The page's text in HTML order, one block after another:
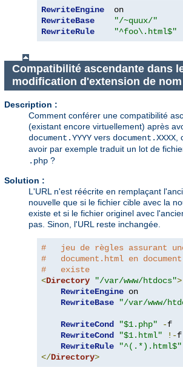
RewriteEngine
RewriteBase
"/~quux/"
RewriteRule
"^foo\.html$"
Compatibilité ascendante dans
modification d'extension de
Description :
Comment conférer une compatibilité
(existant encore virtuellement) après
document.YYYY vers document.XXXX
avoir par exemple traduit un lot de
.php ?
Solution :
L'URL n'est réécrite en remplaçant
nouvelle que si le fichier cible avec la
existe et si le fichier originel avec
pas. Sinon, l'URL reste inchangée.
#   jeu de règles assurant
#   document.html en
#   existe
<Directory "/var/www/htdocs">
RewriteEngine on
RewriteBase
"/var/www/
RewriteCond "$1.php" -f
RewriteCond
"$1.html" !-f
RewriteRule
"^(.*).html$"
</Directory>